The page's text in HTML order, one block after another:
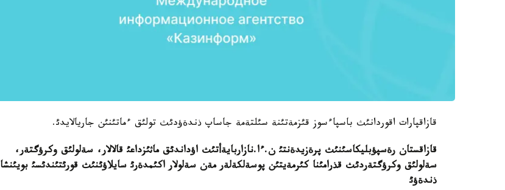
قازاقپارات اقوردانئث باسپاءسوز قئزمةتئنة سئلتةمة جاساپ ذندةؤدئث تولئق ءماتئنئن جاريالايدئ.
قازاقستان رةسپؤبليكاسئنئث پرةزيدةنتئ ن.ءا.نازاربايةأتئث اؤداندئق ماثئزداعئ قالالار، سةلولئق وكرؤگتةر،
سةلولئق وكرؤگتةردئث قذرامئنا كئرمةيتئن پوسةلكةلةر مةن سةلولار اكئمدةرئ سايلاؤئنئث قورئتئندئسئ بويئنشا
ذندةؤئ